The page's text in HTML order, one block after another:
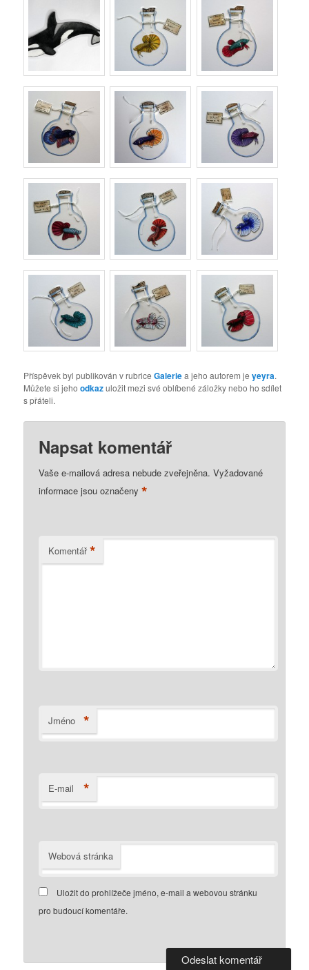
Příspěvek byl publikován v rubriceGaleriea jeho autorem jeyeyra.
Můžete si jehoodkazuložit mezi své oblíbené záložky nebo ho sdílet
s přáteli.
Napsat komentář
Vaše e-mailová adresa nebude zveřejněna. Vyžadované
informace jsou označeny*
Komentář *
Jméno *
E-mail *
Webová stránka
Uložit do prohlížeče jméno, e-mail a webovou stránku
pro budoucí komentáře.